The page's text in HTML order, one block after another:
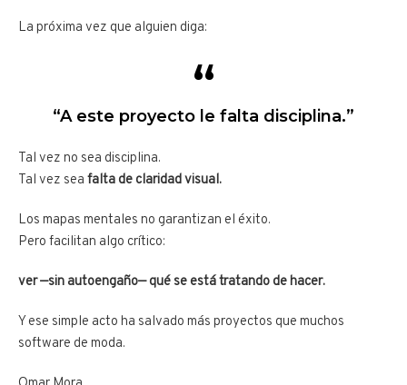
La próxima vez que alguien diga:
“A este proyecto le falta disciplina.”
Tal vez no sea disciplina.
Tal vez sea falta de claridad visual.
Los mapas mentales no garantizan el éxito.
Pero facilitan algo crítico:
ver —sin autoengaño— qué se está tratando de hacer.
Y ese simple acto ha salvado más proyectos que muchos
software de moda.